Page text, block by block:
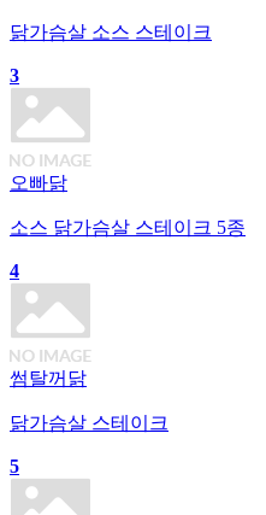
닭가슴살 소스 스테이크
3
오빠닭
소스 닭가슴살 스테이크 5종
4
썸탈꺼닭
닭가슴살 스테이크
5